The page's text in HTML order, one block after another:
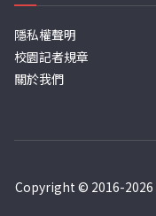
隱私權聲明
校園記者規章
關於我們
Copyright © 2016-2026